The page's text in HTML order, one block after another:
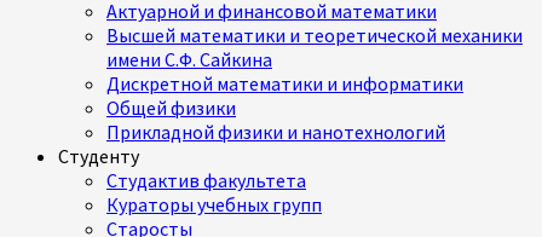
Актуарной и финансовой математики
Высшей математики и теоретической механики
имени С.Ф. Сайкина
Дискретной математики и информатики
Общей физики
Прикладной физики и нанотехнологий
Студенту
Студактив факультета
Кураторы учебных групп
Старосты